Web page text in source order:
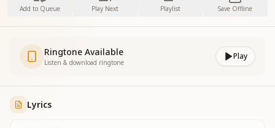
Add to Queue Play Next Playlist Save Offline
Ringtone Available
Listen & download ringtone
Play
Lyrics